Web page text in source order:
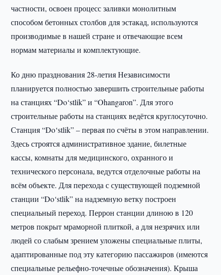
частности, освоен процесс заливки монолитным
способом бетонных столбов для эстакад, используются
производимые в нашей стране и отвечающие всем
нормам материалы и комплектующие.
Ко дню празднования 28-летия Независимости
планируется полностью завершить строительные работы
на станциях “Do‘stlik” и “Ohangaron”. Для этого
строительные работы на станциях ведётся круглосуточно.
Станция “Do‘stlik” – первая по счёты в этом направлении.
Здесь строятся административное здание, билетные
кассы, комнаты для медицинского, охранного и
технического персонала, ведутся отделочные работы на
всём объекте. Для перехода с существующей подземной
станции “Do‘stlik” на надземную ветку построен
специальный переход. Перрон станции длиною в 120
метров покрыт мраморной плиткой, а для незрячих или
людей со слабым зрением уложены специальные плиты,
адаптированные под эту категорию пассажиров (имеются
специальные рельефно-точечные обозначения). Крыша